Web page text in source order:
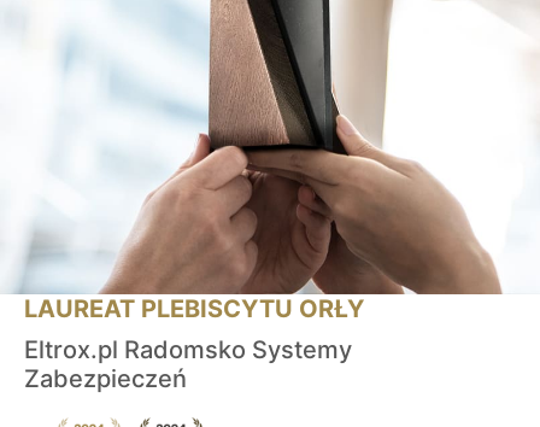
LAUREAT PLEBISCYTU ORŁY
Eltrox.pl Radomsko Systemy
Zabezpieczeń